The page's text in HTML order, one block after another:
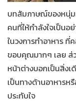
บทสัมภาษณ์ของหนุ่
คนที่ให้กำลังใจเป็นอ
ในวงการทำอาหาร ที่
ขอบคุณมากๆ เลย ส่
หน้าต่างบอกเป็นสิ่งเ
เป็นทางด้านอาหารห
ประทับใจ